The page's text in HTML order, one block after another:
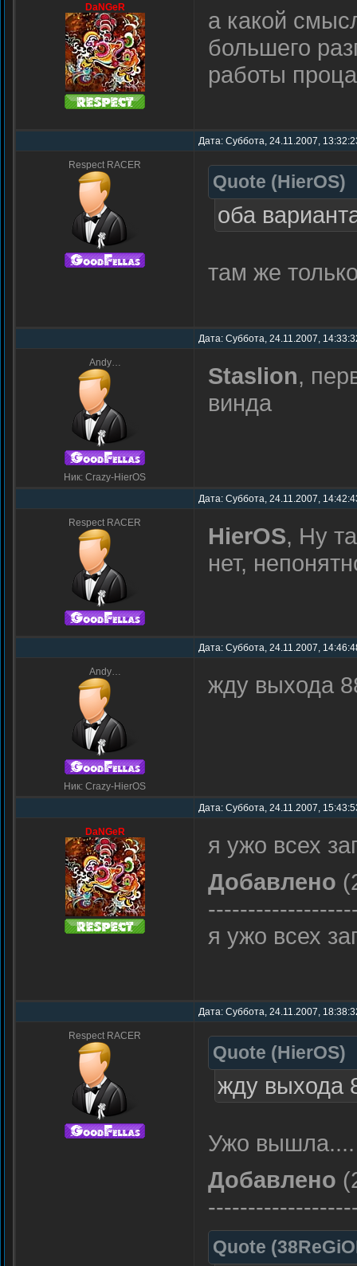
DaNGeR
а какой
большего
работы
Дата: Суббота, 24.11.2007,
Respect RACER
Quote (HierOS)
оба
там же
Дата: Суббота, 24.11.2007,
Andy…
Ник: Crazy-HierOS
Staslion,
винда
Дата: Суббота, 24.11.2007,
Respect RACER HierOS, Ну
нет,
Дата: Суббота, 24.11.2007,
Andy…
Ник: Crazy-HierOS
жду выхода
Дата: Суббота, 24.11.2007,
DaNGeR
я ужо всех
Добавлено
я ужо всех
Дата: Суббота, 24.11.2007,
Respect RACER
Quote (HierOS)
жду выхода
Ужо вышла....
Добавлено
Quote (